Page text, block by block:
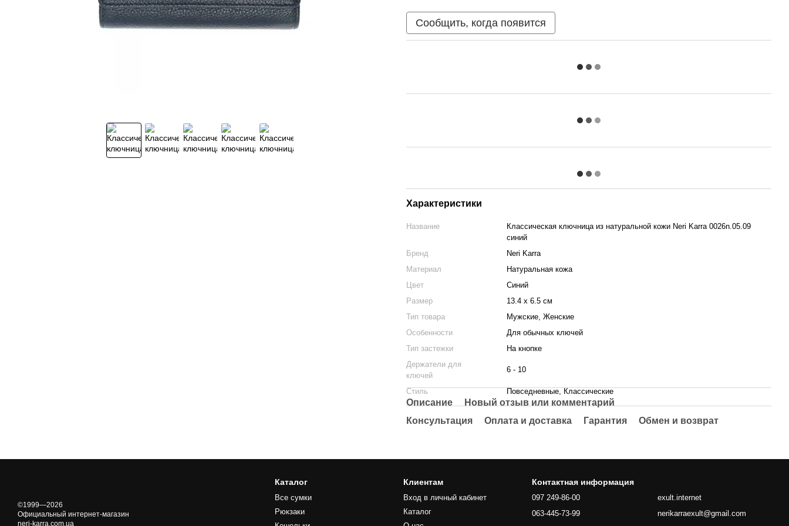
Сообщить, когда появится
Характеристики
Название
Классическая ключница из натуральной кожи Neri Karra 0026n.05.09
синий
Бренд
Neri Karra
Материал
Натуральная кожа
Цвет
Синий
Размер
13.4 x 6.5 см
Тип товара
Мужские, Женские
Особенности
Для обычных ключей
Тип застежки
На кнопке
Держатели для
ключей
6 - 10
Стиль Повседневные, Классические
Описание
Новый отзыв или комментарий
Консультация
Оплата и доставка Гарантия Обмен и возврат
©1999—2026
Официальный интернет-магазин
neri-karra.com.ua
Каталог
Все сумки
Рюкзаки
Клиентам
Вход в личный кабинет
Каталог
Контактная информация
097 249-86-00
063-445-73-99
exult.internet
nerikarraexult@gmail.com